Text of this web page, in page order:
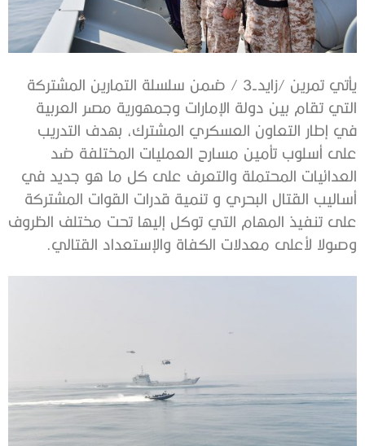
يأتي تمرين /زايد-3 / ضمن سلسلة التمارين المشتركة
التي تقام بين دولة الإمارات وجمهورية مصر العربية
في إطار التعاون العسكري المشترك، بهدف التدريب
على أسلوب تأمين مسارح العمليات المختلفة ضد
العدائيات المحتملة والتعرف على كل ما هو جديد في
أساليب القتال البحري و تنمية قدرات القوات المشتركة
على تنفيذ المهام التي توكل إليها تحت مختلف الظروف
وصولا لأعلى معدلات الكفاة والإستعداد القتالي.